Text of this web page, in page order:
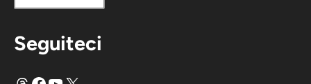
Seguiteci